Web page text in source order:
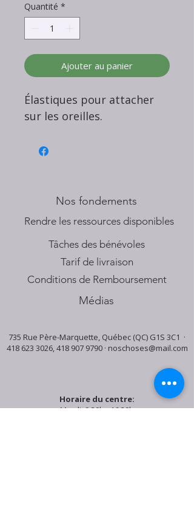
Quantité *
Ajouter au panier
Élastiques pour attacher
sur les oreilles.
Nos fondements
​Rendre les ressources disponibles
Tâches des bénévoles
Tarif de livraison
Conditions de Remboursement
Médias
735 Rue Père-Marquette, Québec (QC) G1S 3C1 ·
418 623 3026,418 907 9790· noschoses@mail.com
Horaire du centre:
Mardi: 9:30h - 16:30h